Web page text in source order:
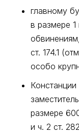
главному
в размере
ст. 174.1
особо
размере
и ч. 2 ст.